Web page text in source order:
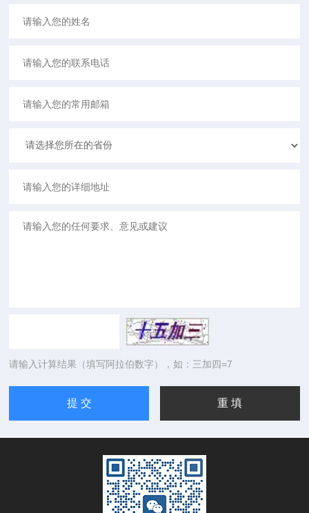
请输入计算结果（填写阿拉伯数字），如：三加四=7